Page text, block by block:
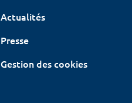
Actualités
Presse
Gestion des cookies